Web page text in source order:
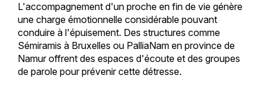
L'accompagnement d'un proche en fin de vie génère
une charge émotionnelle considérable pouvant
conduire à l'épuisement. Des structures comme
Sémiramis à Bruxelles ou PalliaNam en province de
Namur offrent des espaces d'écoute et des groupes
de parole pour prévenir cette détresse.